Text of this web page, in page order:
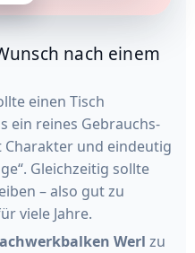
nach einem
einen Tisch
ein reines Gebrauchs­
Charakter und eindeutig
Gleichzeitig sollte
– also gut zu
viele Jahre.
Werl zu